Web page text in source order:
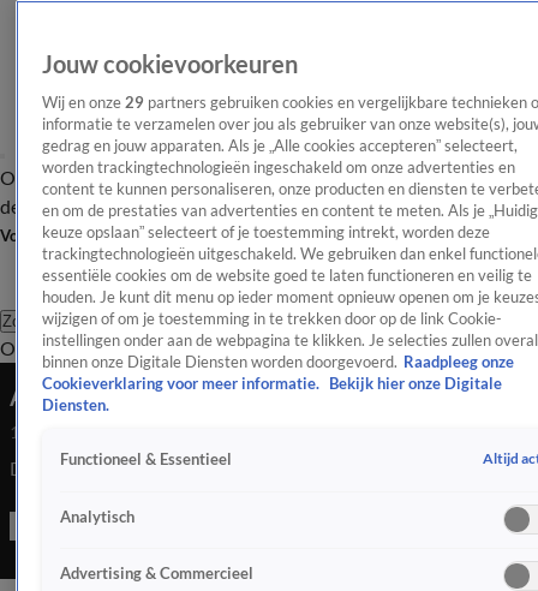
OverzichtAfleveringen Entertainment TV Algemeen
Tip
de redactieNieuwsbrief
Volg Shownieuws
Zoeken
OverzichtEntertainmentSpraakmakendRealityCrimeVideo's
Afgevallen Django Wagner staat op podium
19 juli 2023, 14:46
Django Wagner staat 22 kilo lichter op het podium.&#xA;
Jouw cookievoorkeuren
Wij en onze 29 partners gebruiken cookies en vergelijkbare technieken
informatie te verzamelen over jou als gebruiker van onze website(s),
gedrag en jouw apparaten. Als je „Alle cookies accepteren” selecteert,
worden trackingtechnologieën ingeschakeld om onze advertenties en
content te kunnen personaliseren, onze producten en diensten te
en om de prestaties van advertenties en content te meten. Als je
keuze opslaan” selecteert of je toestemming intrekt, worden deze
trackingtechnologieën uitgeschakeld. We gebruiken dan enkel
essentiële cookies om de website goed te laten functioneren en veilig te
houden. Je kunt dit menu op ieder moment opnieuw openen om je
wijzigen of om je toestemming in te trekken door op de link Cookie-
instellingen onder aan de webpagina te klikken. Je selecties zullen overal
binnen onze Digitale Diensten worden doorgevoerd. Raadpleeg onze
Cookieverklaring voor meer informatie.
Bekijk hier onze Digitale
Diensten.
Functioneel & Essentieel Altijd
Analytisch
Advertising & Commercieel